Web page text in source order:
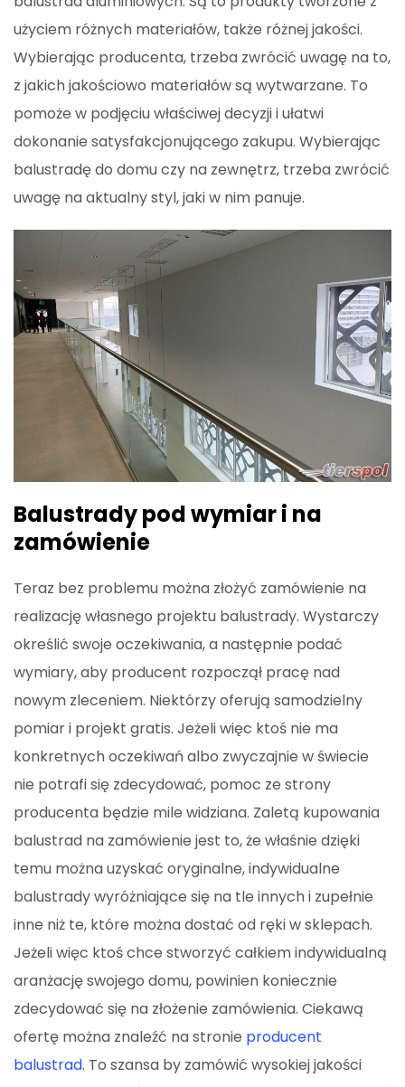
użyciem różnych materiałów, także różnej jakości.
Wybierając producenta, trzeba zwrócić uwagę na to,
z jakich jakościowo materiałów są wytwarzane. To
pomoże w podjęciu właściwej decyzji i ułatwi
dokonanie satysfakcjonującego zakupu. Wybierając
balustradę do domu czy na zewnętrz, trzeba zwrócić
uwagę na aktualny styl, jaki w nim panuje.
Balustrady pod wymiar i na
zamówienie
Teraz bez problemu można złożyć zamówienie na
realizację własnego projektu balustrady. Wystarczy
określić swoje oczekiwania, a następnie podać
wymiary, aby producent rozpoczął pracę nad
nowym zleceniem. Niektórzy oferują samodzielny
pomiar i projekt gratis. Jeżeli więc ktoś nie ma
konkretnych oczekiwań albo zwyczajnie w świecie
nie potrafi się zdecydować, pomoc ze strony
producenta będzie mile widziana. Zaletą kupowania
balustrad na zamówienie jest to, że właśnie dzięki
temu można uzyskać oryginalne, indywidualne
balustrady wyróżniające się na tle innych i zupełnie
inne niż te, które można dostać od ręki w sklepach.
Jeżeli więc ktoś chce stworzyć całkiem indywidualną
aranżację swojego domu, powinien koniecznie
zdecydować się na złożenie zamówienia. Ciekawą
ofertę można znaleźć na stronie producent
balustrad. To szansa by zamówić wysokiej jakości